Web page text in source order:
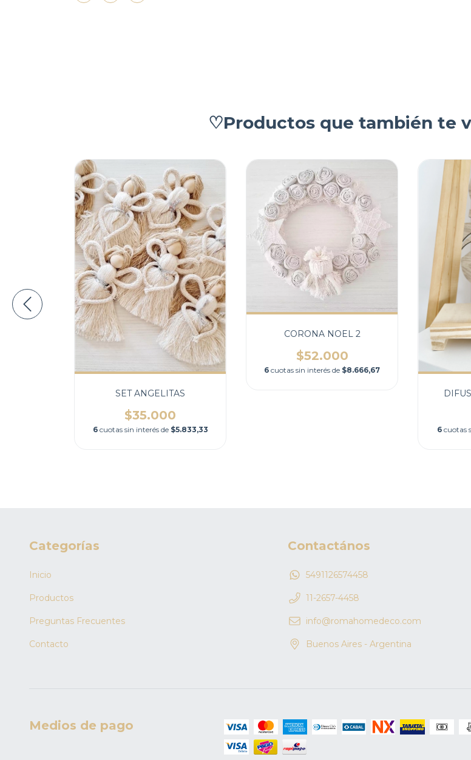
♡Productos que también te
SET ANGELITAS
$35.000
6 cuotas sin interés de $5.833,33
CORONA NOEL 2
$52.000
6 cuotas sin interés de $8.666,67
6 cuotas
Categorías
Inicio
Productos
Preguntas Frecuentes
Contacto
Contactános
5491126574458
11-2657-4458
info@romahomedeco.com
Buenos Aires - Argentina
Medios de pago